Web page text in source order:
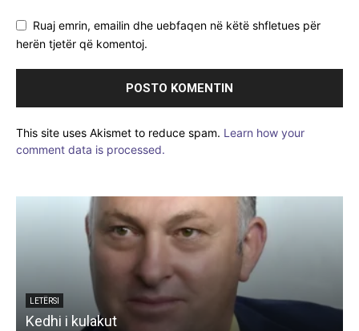
Ruaj emrin, emailin dhe uebfaqen në këtë shfletues për
herën tjetër që komentoj.
This site uses Akismet to reduce spam. Learn how your
comment data is processed.
LETËRSI
Kedhi i kulakut